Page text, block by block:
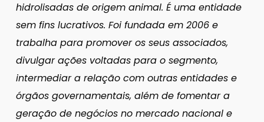
hidrolisadas de origem animal. É uma entidade
sem fins lucrativos. Foi fundada em 2006 e
trabalha para promover os seus associados,
divulgar ações voltadas para o segmento,
intermediar a relação com outras entidades e
órgãos governamentais, além de fomentar a
geração de negócios no mercado nacional e